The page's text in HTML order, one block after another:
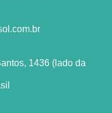
1436 (lado da